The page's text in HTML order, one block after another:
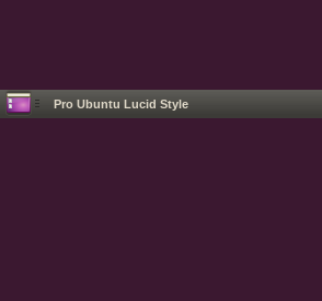
Pro Ubuntu Lucid Style